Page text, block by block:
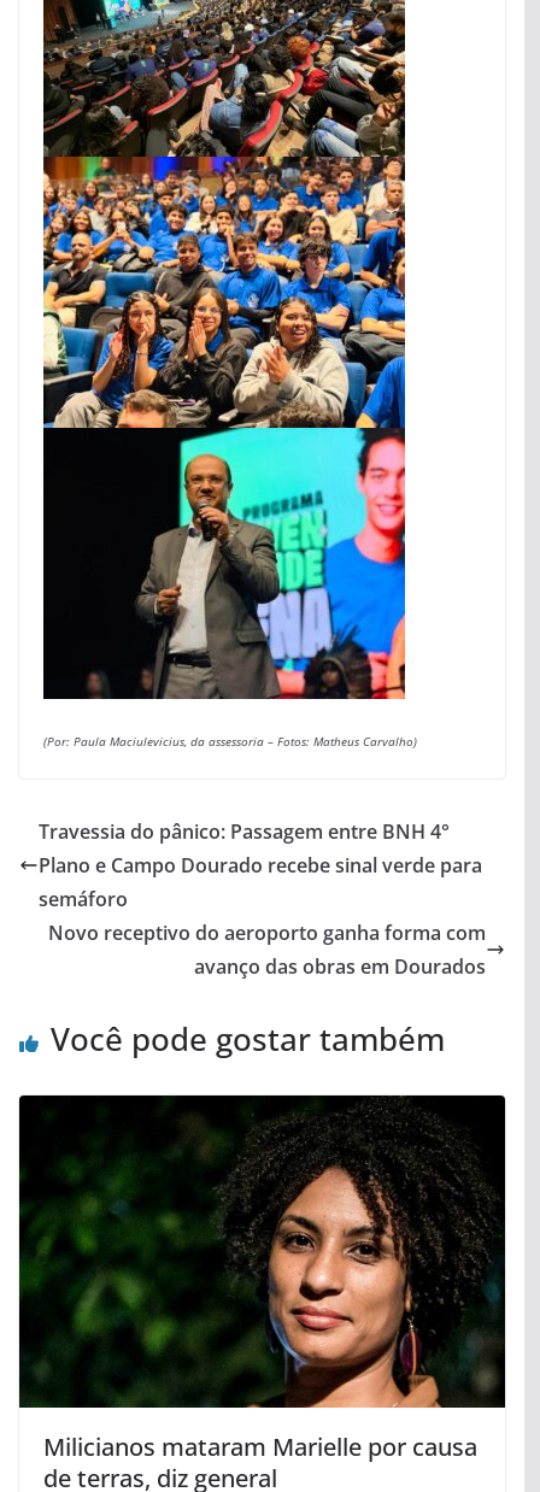
(Por: Paula Maciulevicius, da assessoria – Fotos: Matheus Carvalho)
Travessia do pânico: Passagem entre BNH 4°
Plano e Campo Dourado recebe sinal verde para
semáforo
Novo receptivo do aeroporto ganha forma com
avanço das obras em Dourados
Você pode gostar também
Milicianos mataram Marielle por causa
de terras, diz general